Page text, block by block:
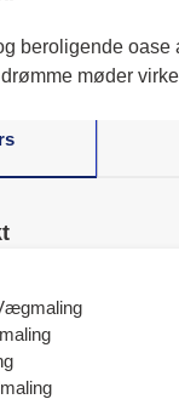
beroligende oase
møder